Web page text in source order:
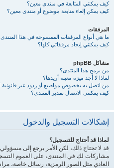
كيف يمكنني المتابعة في منتدى معين؟
كيف يمكن إلغاء متابعة موضوع أو منتدى معين؟
المرفقات
ما هي أنواع المرفقات الممسوحة في هذا
كيف يمكنني إيجاد مرفقاتي كلها؟
مشاكل phpBB
من برمج هذا المنتدى؟
لماذا لا أجد ميزة معينة أريدها؟
من اتصل به بخصوص مواضيع أو ردود غير قانونية
كيف يمكنني الاتصال بمدير المنتدى؟
إشكالات التسجيل والدخول
لماذا قد أحتاج للتسجيل؟
قد لا تحتاج ذلك، لكن الأمر يرجع إلى
مشاركات لك في المنتدى، على العموم
العادي مثل الصور الرمزية، رسائل خاصة،